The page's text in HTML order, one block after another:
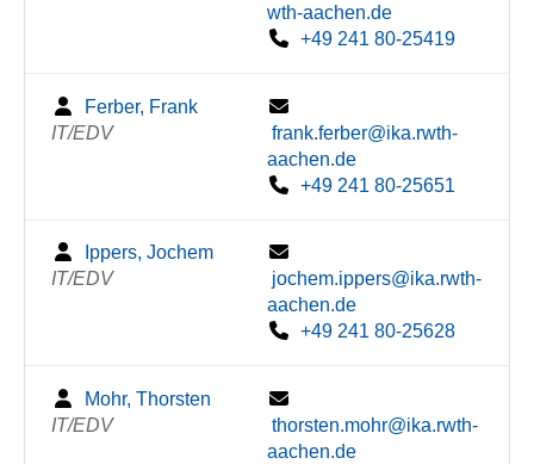
wth-aachen.de
+49 241 80-25419
Ferber, Frank
IT/EDV
frank.ferber@ika.rwth-
aachen.de
+49 241 80-25651
Ippers, Jochem
IT/EDV
jochem.ippers@ika.rwth-
aachen.de
+49 241 80-25628
Mohr, Thorsten
IT/EDV
thorsten.mohr@ika.rwth-
aachen.de